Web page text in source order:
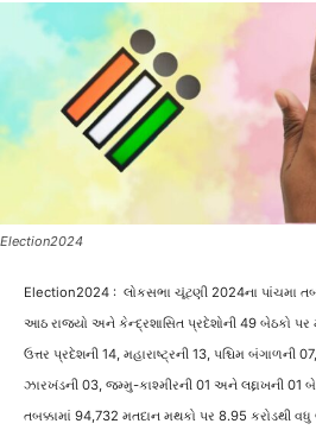
Election2024
Election2024 : લોકસભા ચૂંટણી 2024ના પાંચમા
આઠ રાજ્યો અને કેન્દ્રશાસિત પ્રદેશોની 49 બેઠકો
ઉત્તર પ્રદેશની 14, મહારાષ્ટ્રની 13, પશ્ચિમ બંગાળની
ઝારખંડની 03, જમ્મુ-કાશ્મીરની 01 અને લદ્દાખની 01
તબક્કામાં 94,732 મતદાન મથકો પર 8.95 કરોડથી વધુ